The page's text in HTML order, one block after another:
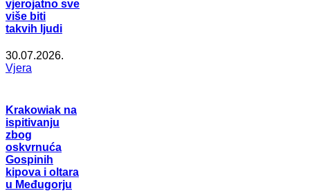
vjerojatno sve
više biti
takvih ljudi
30.07.2026.
Vjera
Krakowiak na
ispitivanju
zbog
oskvrnuća
Gospinih
kipova i oltara
u Međugorju